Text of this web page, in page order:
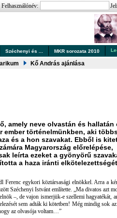
Felhasználónév:
Széchenyi és ... MKR sorozata 2010
Kő András ajánlása
amely neve olvastán és hallatán
ember történelmünkben, aki
és a hon szavakat. Ebből is
Magyarország előrelépése,
leírta ezeket a gyönyörű
a haza iránti
Ferenc egykori köztársasági elnökkel. Arra a
Széchenyi Istvánt említette. „Ma divatos azt
–, de vajon ismerjük-e szellemi hagyatékát,
sem adták ki kötetben! Még mindig sok
az olvasója voltam…”